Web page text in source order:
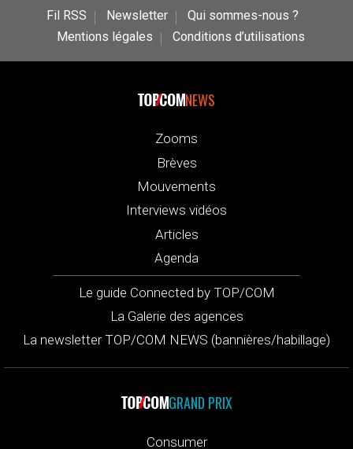
Fil RSS Newsletter
Qui sommes-nous ?
Mentions légales
Conditions d’utilisations
NEWS
Zooms
Brèves
Mouvements
Interviews vidéos
Articles
Agenda
Le guide Connected by TOP/COM
La Galerie des agences
La newsletter TOP/COM NEWS (bannières/habillage)
GRAND PRIX
Consumer